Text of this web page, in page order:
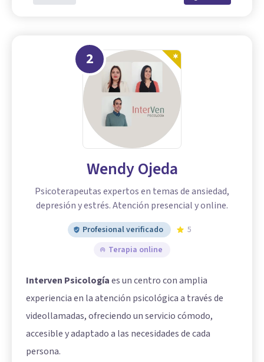
2
Wendy Ojeda
Psicoterapeutas expertos en temas de ansiedad,
depresión y estrés. Atención presencial y online.
Profesional verificado
5
Terapia online
Interven Psicologíaes un centro con amplia
experiencia en la atención psicológica a través de
videollamadas, ofreciendo un servicio cómodo,
accesible y adaptado a las necesidades de cada
persona.